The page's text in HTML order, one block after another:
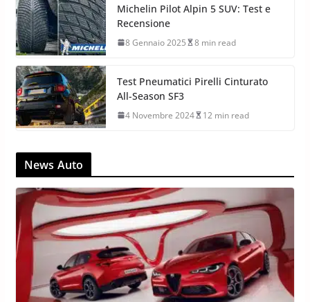
Michelin Pilot Alpin 5 SUV: Test e
Recensione
8 Gennaio 2025 8 min read
Test Pneumatici Pirelli Cinturato
All-Season SF3
4 Novembre 2024 12 min read
News Auto